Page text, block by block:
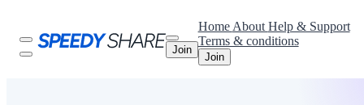
Join
Home About Help & Support
Terms & conditions
Join